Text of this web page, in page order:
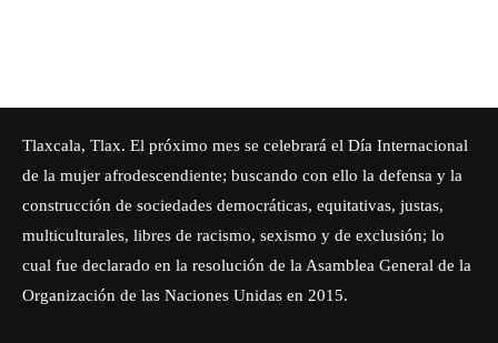
Tlaxcala, Tlax. El próximo mes se celebrará el Día Internacional
de la mujer afrodescendiente; buscando con ello la defensa y la
construcción de sociedades democráticas, equitativas, justas,
multiculturales, libres de racismo, sexismo y de exclusión; lo
cual fue declarado en la resolución de la Asamblea General de la
Organización de las Naciones Unidas en 2015.